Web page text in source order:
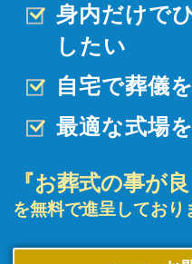
身内だけで
したい
自宅で葬儀
最適な式場
『お葬式の事が
を無料で進呈しており